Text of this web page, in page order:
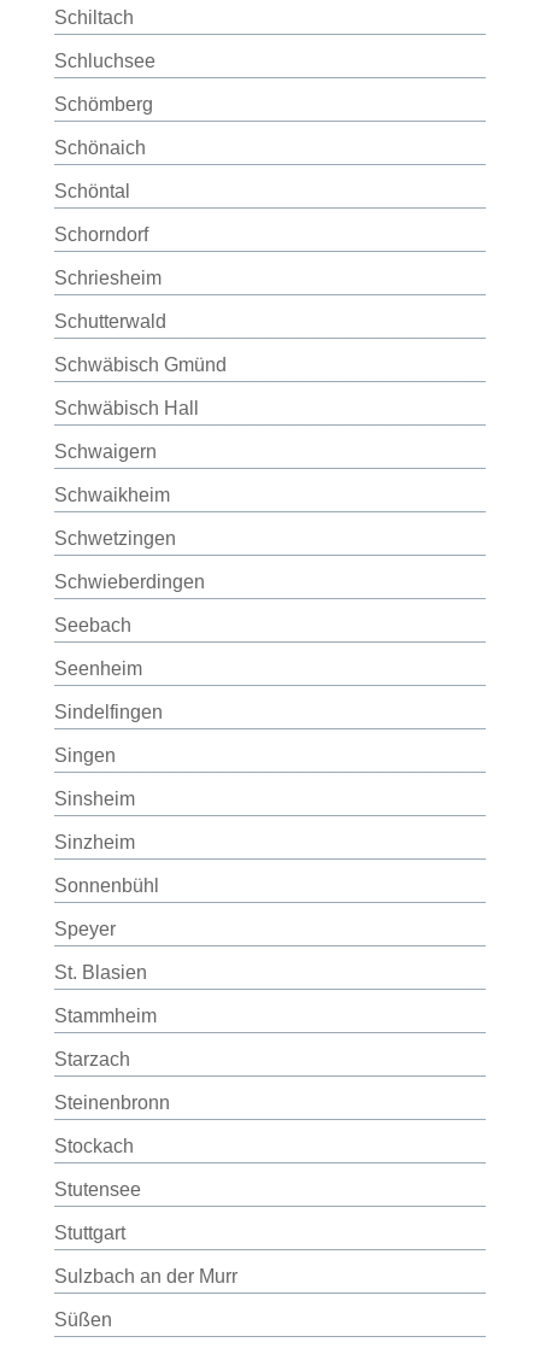
Schiltach
Schluchsee
Schömberg
Schönaich
Schöntal
Schorndorf
Schriesheim
Schutterwald
Schwäbisch Gmünd
Schwäbisch Hall
Schwaigern
Schwaikheim
Schwetzingen
Schwieberdingen
Seebach
Seenheim
Sindelfingen
Singen
Sinsheim
Sinzheim
Sonnenbühl
Speyer
St. Blasien
Stammheim
Starzach
Steinenbronn
Stockach
Stutensee
Stuttgart
Sulzbach an der Murr
Süßen